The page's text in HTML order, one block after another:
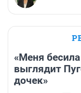
«Меня
выглядит
дочек»